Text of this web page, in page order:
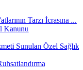
Tarzı İcrasına ...
Kanunu
Sunulan Özel Sağlık